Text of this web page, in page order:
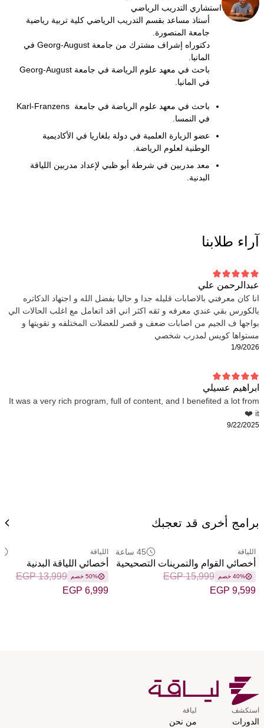
استشاري التدريب الرياضي
أستاذ مساعد بقسم التدريب الرياضي كلية تربية رياضية
جامعة المنصورة.
دكتوراه إشراف مشترك من جامعة Georg-August في
المانيا.
باحث في معهد علوم الرياضة في جامعة Georg-August
في المانيا.
باحث في معهد علوم الرياضة في جامعة Karl-Franzens
في النمسا.
عضو الزيارة العلمية في دولة بلغاريا في الأكاديمية
الوطنية لعلوم الرياضة.
معد مدربين في شرطة أبو ظبي لإعداد مدربين اللياقة
البدنية.
آراء طلابنا
عبدالرحمن علي
انا كان معرفتي بالاصابات قليله جدا و حاليا بفضل الله و اجتهاد الدكاتره
بالكورس بقي عندي معرفه و ثقه اكثر اني اقد اتعامل مع اغلب الحالات الي
بواجها ف الجيم من اصابات ضعف و قصر للعضلات المختلفه و تقويتها و
مستواها كويس لمدرب شخصي
1/9/2026
ابراهيم عسيلي
It was a very rich program, full of content, and I benefited a lot from
it ❤️
9/22/2025
برامج أخرى قد تعجبك
اللياقة 45 ساعة
أخصائي القوام والتمرينات التصحيحية
40% خصم
EGP 15,999
EGP 9,599
اللياقة
أخصائي اللياقة البدنية
50% خصم
EGP 13,999
EGP 6,999
استكشف
الدورات
لياقة
من نحن